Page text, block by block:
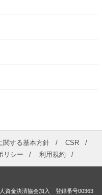
関する基本方針
CSR
リシー 利用規約
資金決済協会加入 登録番号00363